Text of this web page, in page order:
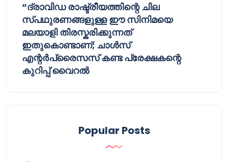
“ദ്രാവിഡ രാഷ്ട്രീയത്തിന്റെ ചില
സ്പഥുരണങ്ങളുള്ള ഈ സിനിമയെ
മലയാളി തിരസ്കരിക്കുന്നത്
ഇതുകൊണ്ടാണ്; ചാൾസ്
എന്റർപ്രൈസസ് കണ്ട പ്രേക്ഷകന്റെ
കുറിപ്പ് വൈറൽ
Popular Posts